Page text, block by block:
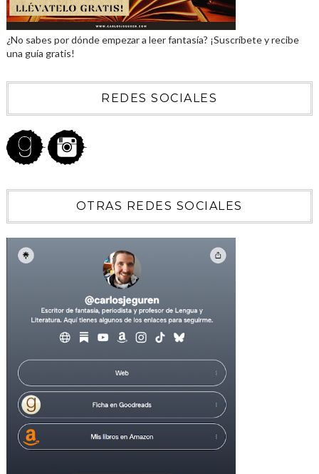
¿No sabes por dónde empezar a leer fantasía? ¡Suscríbete y recibe
una guía gratis!
REDES SOCIALES
OTRAS REDES SOCIALES